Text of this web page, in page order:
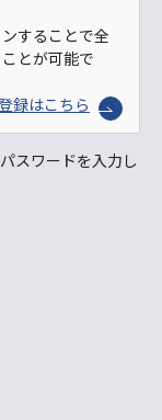
することで全
とが可能で
録はこちら
スワードを入力し